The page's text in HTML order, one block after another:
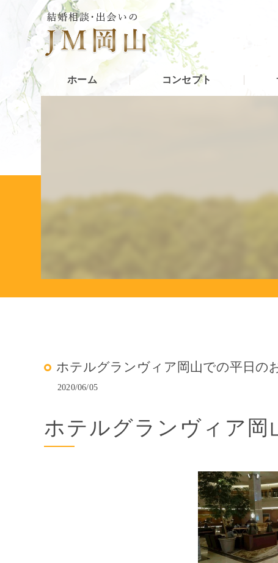
ホーム コンセプト
ホテルグランヴィア岡山での平日の
2020/06/05
ホテルグランヴィア岡